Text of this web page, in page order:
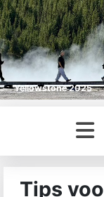
Yellowstone 2025
Tips